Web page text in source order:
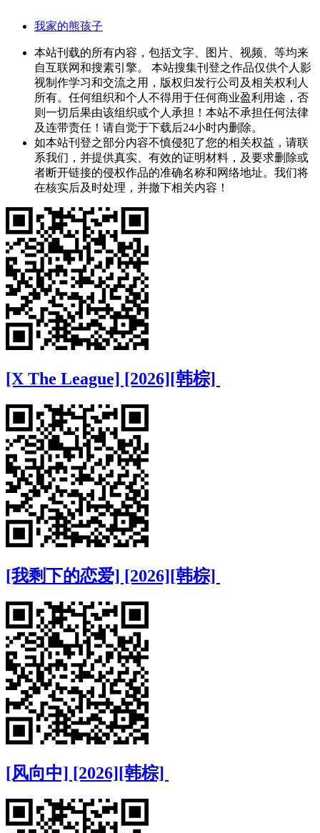
我家的熊孩子
本站刊载的所有内容，包括文字、图片、视频、等均来
自互联网和搜素引擎。 本站搜集刊登之作品仅供个人影
视制作学习和交流之用，版权归发行公司及相关权利人
所有。任何组织和个人不得用于任何商业盈利用途，否
则一切后果由该组织或个人承担！本站不承担任何法律
及连带责任！请自觉于下载后24小时内删除。
如本站刊登之部分内容不慎侵犯了您的相关权益，请联
系我们，并提供真实、有效的证明材料，及要求删除或
者断开链接的侵权作品的准确名称和网络地址。我们将
在核实后及时处理，并撤下相关内容！
[X The League] [2026][韩棕]
[我剩下的恋爱] [2026][韩棕]
[风向中] [2026][韩棕]